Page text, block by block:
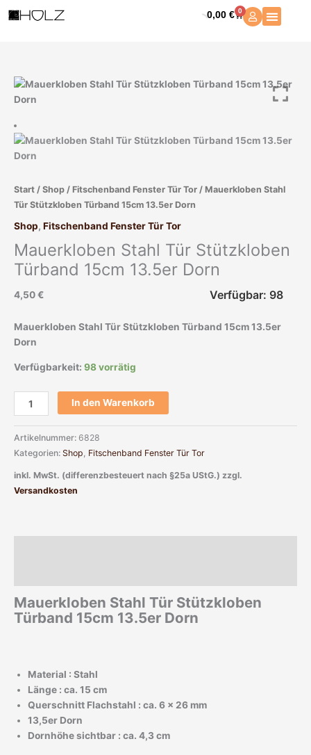
Inhalt
0,00€ 0
Warenkorb
Start / Shop / Fitschenband Fenster Tür Tor / Mauerkloben Stahl
Tür Stützkloben Türband 15cm 13.5er Dorn
Shop, Fitschenband Fenster Tür Tor
Mauerkloben Stahl Tür Stützkloben
Türband 15cm 13.5er Dorn
4,50€ Verfügbar: 98
Mauerkloben Stahl Tür Stützkloben Türband 15cm 13.5er
Dorn
Verfügbarkeit: 98 vorrätig
Mauerkloben
Stahl
Stützkloben
Türband
15cm
Dorn
Menge
In den Warenkorb
Artikelnummer: 6828
Kategorien: Shop Fitschenband Fenster Tür Tor
inkl. MwSt. (differenzbesteuert nach §25a UStG.) zzgl.
Versandkosten
Mauerkloben Stahl Tür Stützkloben
Türband 15cm 13.5er Dorn
Material : Stahl
Länge : ca. 15 cm
Querschnitt Flachstahl : ca. 6 x 26 mm
13,5er Dorn
Dornhöhe sichtbar : ca. 4,3 cm